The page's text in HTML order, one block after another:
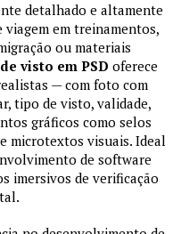
detalhado e altamente
em treinamentos,
ou materiais
visto em PSD oferece
— com foto com
tipo de visto, validade,
gráficos como selos
microtextos visuais. Ideal
de software
imersivos de verificação